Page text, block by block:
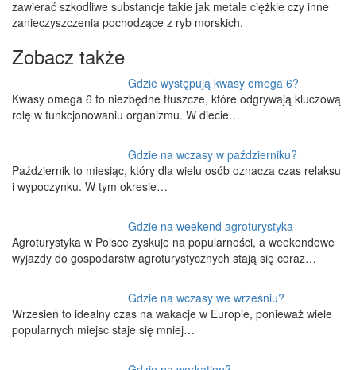
zawierać szkodliwe substancje takie jak metale ciężkie czy inne
zanieczyszczenia pochodzące z ryb morskich.
Zobacz także
Gdzie występują kwasy omega 6?
Kwasy omega 6 to niezbędne tłuszcze, które odgrywają kluczową
rolę w funkcjonowaniu organizmu. W diecie…
Gdzie na wczasy w październiku?
Październik to miesiąc, który dla wielu osób oznacza czas relaksu
i wypoczynku. W tym okresie…
Gdzie na weekend agroturystyka
Agroturystyka w Polsce zyskuje na popularności, a weekendowe
wyjazdy do gospodarstw agroturystycznych stają się coraz…
Gdzie na wczasy we wrześniu?
Wrzesień to idealny czas na wakacje w Europie, ponieważ wiele
popularnych miejsc staje się mniej…